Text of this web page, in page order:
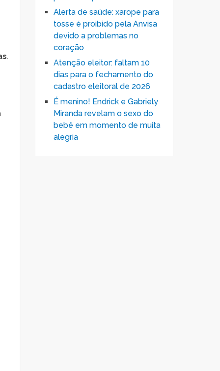
.
Alerta de saúde: xarope para
tosse é proibido pela Anvisa
devido a problemas no
coração
Atenção eleitor: faltam 10
dias para o fechamento do
cadastro eleitoral de 2026
É menino! Endrick e Gabriely
Miranda revelam o sexo do
bebê em momento de muita
alegria